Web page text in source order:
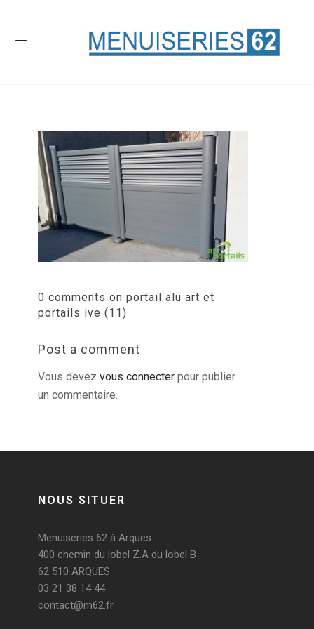
0 comments on portail alu art et
portails ive (11)
Post a comment
Vous devez vous connecter pour publier
un commentaire.
NOUS SITUER
Menuiseries 62 à Arques
400 chemin du lobel Z.A du lobel B
62 510 ARQUES
03 21 38 14 44
contact@m62.fr